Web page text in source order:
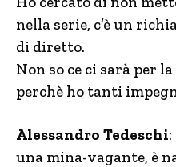
nella serie, c’è un
di diretto.
Non so ce ci sarà per
perchè ho tanti
Alessandro Tedeschi
una mina-vagante, è